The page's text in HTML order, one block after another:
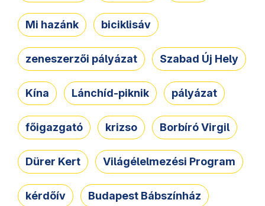
Mi hazánk biciklisáv
zeneszerzői pályázat Szabad Új Hely
Kína Lánchíd-piknik pályázat
főigazgató krizso Borbíró Virgil
Dürer Kert Világélelmezési Program
kérdőív Budapest Bábszínház